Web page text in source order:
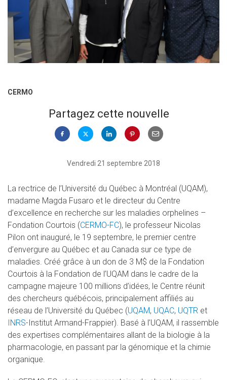
CERMO
Partagez cette nouvelle
Vendredi 21 septembre 2018
La rectrice de l’Université du Québec à Montréal (UQAM),
madame Magda Fusaro et le directeur du Centre
d’excellence en recherche sur les maladies orphelines –
Fondation Courtois (CERMO-FC), le professeur Nicolas
Pilon ont inauguré, le 19 septembre, le premier centre
d’envergure au Québec et au Canada sur ce type de
maladies. Créé grâce à un don de 3 M$ de la Fondation
Courtois à la Fondation de l’UQAM dans le cadre de la
campagne majeure 100 millions d’idées, le Centre réunit
des chercheurs québécois, principalement affiliés au
réseau de l’Université du Québec (UQAM, UQAC, UQTR et
INRS-Institut Armand-Frappier). Basé à l’UQAM, il rassemble
des expertises complémentaires allant de la biologie à la
pharmacologie, en passant par la génomique et la chimie
organique.